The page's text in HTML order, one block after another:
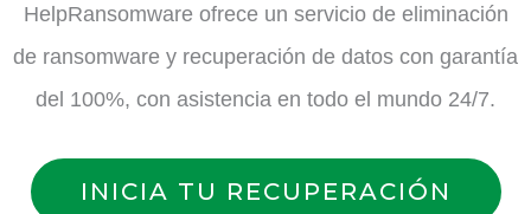
HelpRansomware ofrece un servicio de eliminación
de ransomware y recuperación de datos con garantía
del 100%, con asistencia en todo el mundo 24/7.
INICIA TU RECUPERACIÓN